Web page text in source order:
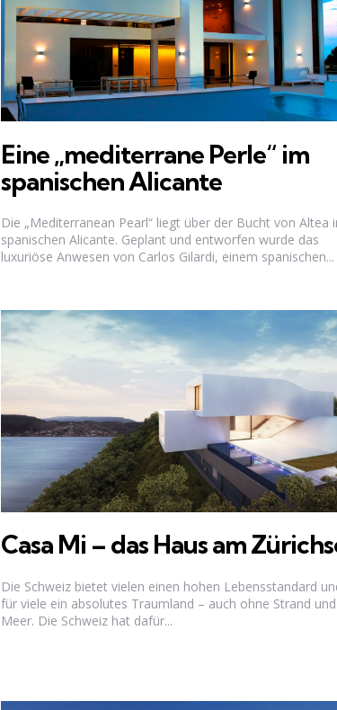
Eine „mediterrane Perle“ im
spanischen Alicante
Die „Mediterranean Pearl“ liegt über der Bucht von Altea
spanischen Alicante. Geplant und entworfen wurde das
luxuriöse Anwesen von Carlos Gilardi, einem spanischen...
Casa Mi – das Haus am
Die Schweiz bietet vielen einen hohen Lebensstandard
für viele ein absolutes Traumland – auch ohne Strand und
Meer. Die Schweiz hat dafür...